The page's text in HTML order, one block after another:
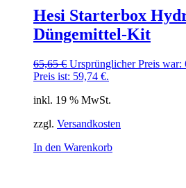
Hesi Starterbox
Düngemittel-Kit
65,65€ Ursprünglicher Preis war:
Preis ist: 59,74 €.
inkl. 19 % MwSt.
zzgl. Versandkosten
In den Warenkorb